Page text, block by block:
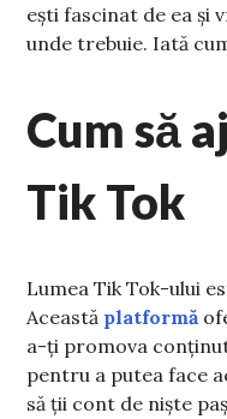
ești fascinat de ea și
unde trebuie. Iată
Cum să
Tik Tok
Lumea Tik Tok-ului
Această platformă
a-ți promova
pentru a putea face
să ții cont de niște